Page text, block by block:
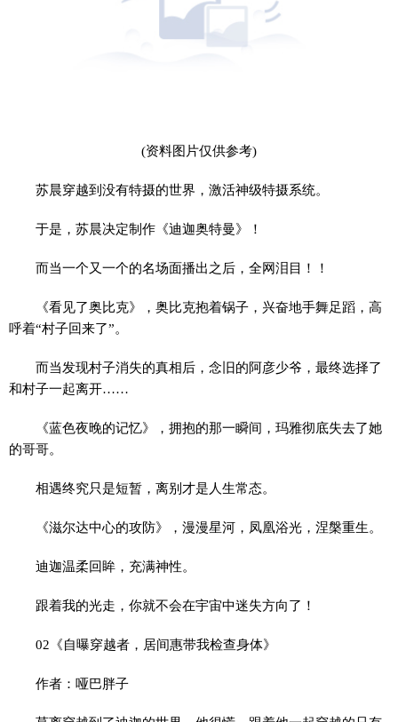
(资料图片仅供参考)
苏晨穿越到没有特摄的世界，激活神级特摄系统。
于是，苏晨决定制作《迪迦奥特曼》！
而当一个又一个的名场面播出之后，全网泪目！！
《看见了奥比克》，奥比克抱着锅子，兴奋地手舞足蹈，高
呼着“村子回来了”。
而当发现村子消失的真相后，念旧的阿彦少爷，最终选择了
和村子一起离开……
《蓝色夜晚的记忆》，拥抱的那一瞬间，玛雅彻底失去了她
的哥哥。
相遇终究只是短暂，离别才是人生常态。
《滋尔达中心的攻防》，漫漫星河，凤凰浴光，涅槃重生。
迪迦温柔回眸，充满神性。
跟着我的光走，你就不会在宇宙中迷失方向了！
02《自曝穿越者，居间惠带我检查身体》
作者：哑巴胖子